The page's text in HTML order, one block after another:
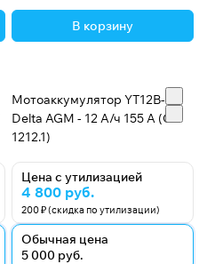
В корзину
Мотоаккумулятор YT12B-BS
Delta AGM - 12 А/ч 155 А (CT
1212.1)
Цена с утилизацией
4 800 руб.
200 ₽ (скидка по утилизации)
Обычная цена
5 000 руб.